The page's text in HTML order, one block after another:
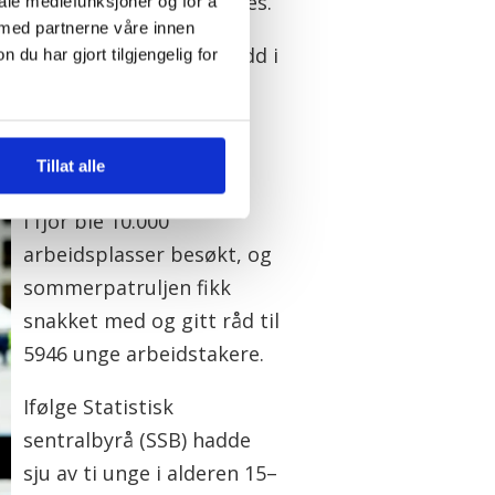
partnerne våre innen
du har gjort tilgjengelig for
Tillat alle
bare å avdekke lovbrudd i
i et fagforbund. Det
I fjor ble 10.000
arbeidsplasser besøkt, og
sommerpatruljen fikk
snakket med og gitt råd til
5946 unge arbeidstakere.
Ifølge Statistisk
sentralbyrå (SSB) hadde
sju av ti unge i alderen 15–